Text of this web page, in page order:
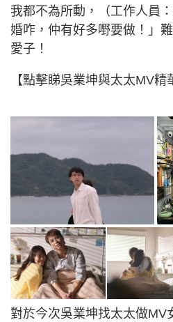
我都不為所動，（工作人員
婚咋，仲有好多嘢要做！」
愛子！
【點擊睇吳業坤與太太MV精
對於今次吳業坤找太太做MV